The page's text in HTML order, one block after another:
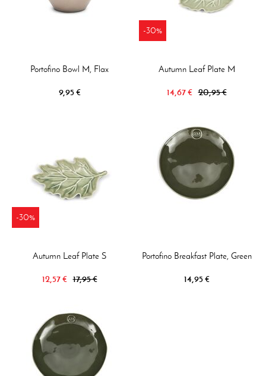
Portofino Bowl M, Flax
9,95 €
-30%
Autumn Leaf Plate M
14,67 € 20,95 €
-30%
Autumn Leaf Plate S
12,57 € 17,95 €
Portofino Breakfast Plate, Green
14,95 €